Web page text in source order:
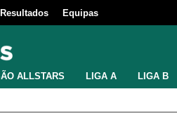
Resultados Equipas
ALLSTARS LIGA A LIGA B